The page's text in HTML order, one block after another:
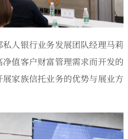
人银行业务发展团队经理马莉
值客户财富管理需求而开发的
家族信托业务的优势与展业方